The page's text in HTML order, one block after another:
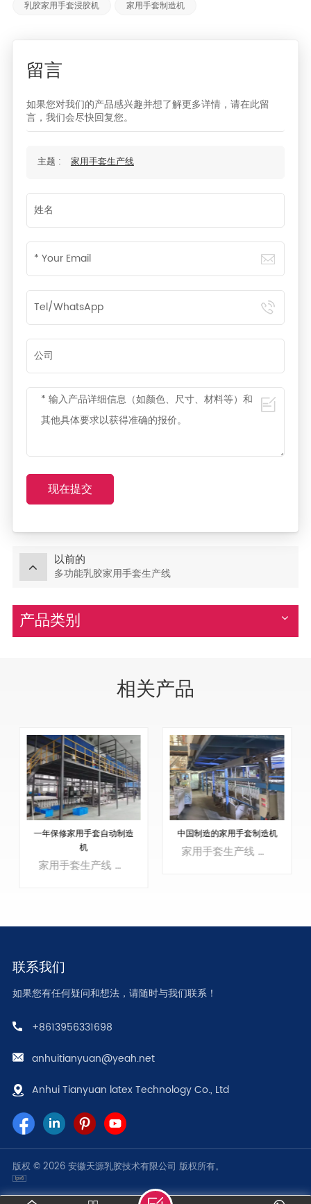
乳胶家用手套浸胶机 家用手套制造机
留言
如果您对我们的产品感兴趣并想了解更多详情，请在此留
言，我们会尽快回复您。
主题 : 家用手套生产线
现在提交
以前的
多功能乳胶家用手套生产线
产品类别
相关产品
一年保修家用手套自动制造
机
家用手套生产线 是一种专为自动化生产家用手套而设计的制造装置。这些手套通常用于各种家庭应用，例如清洁、洗碗、园艺和一般家务劳动。该生产线由多台相互连接的机械和设备组成，每台机械和设备都参与手套制造过程的特定阶段。
中国制造的家用手套制造机
家用手套生产线 是一种专为自动化生产家用手套而设计的制造装置。这些手套通常用于各种家庭应用，例如清洁、洗碗、园艺和一般家务劳动。该生产线由多台相互连接的机械和设备组成，每台机械和设备都参与手套制造过程的特定阶段。
了解更多
联系我们
如果您有任何疑问和想法，请随时与我们联系！
+8613956331698
anhuitianyuan@yeah.net
Anhui Tianyuan latex Technology Co., Ltd
版权 © 2026 安徽天源乳胶技术有限公司 版权所有。